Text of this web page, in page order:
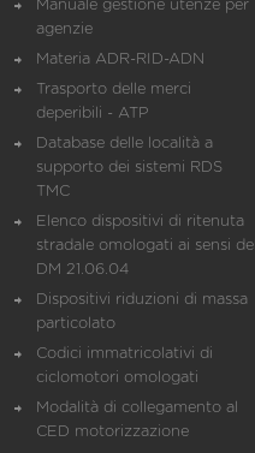
Manuale gestione utenze per
agenzie
Materia ADR-RID-ADN
Trasporto delle merci
deperibili - ATP
Database delle località a
supporto dei sistemi RDS
TMC
Elenco dispositivi di ritenuta
stradale omologati ai sensi del
DM 21.06.04
Dispositivi riduzioni di massa
particolato
Codici immatricolativi di
ciclomotori omologati
Modalità di collegamento al
CED motorizzazione